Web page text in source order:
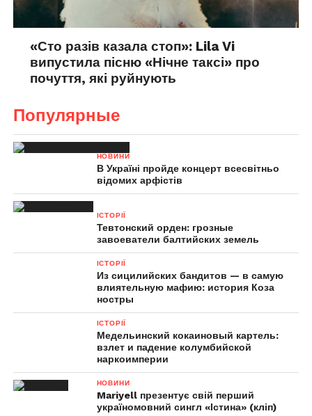
«Сто разів казала стоп»: Lila Vi
випустила пісню «Нічне таксі» про
почуття, які руйнують
Популярные
НОВИНИ
В Україні пройде концерт всесвітньо
відомих арфістів
ІСТОРІЇ
Тевтонский орден: грозные
завоеватели балтийских земель
ІСТОРІЇ
Из сицилийских бандитов — в самую
влиятельную мафию: история Коза
ностры
ІСТОРІЇ
Медельинский кокаиновый картель:
взлет и падение колумбийской
наркоимперии
НОВИНИ
Mariyell презентує свій перший
україномовний сингл «Істина» (кліп)